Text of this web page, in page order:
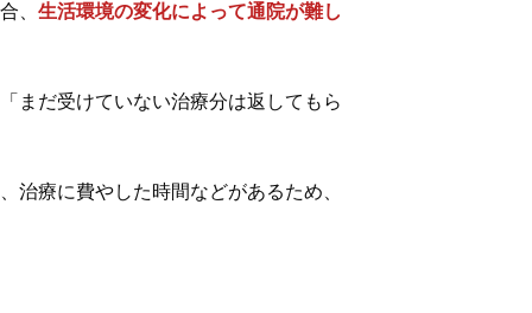
、 生活環境の変化によって通院が難し
まだ受けていない治療分は返してもら
治療に費やした時間などがあるため、